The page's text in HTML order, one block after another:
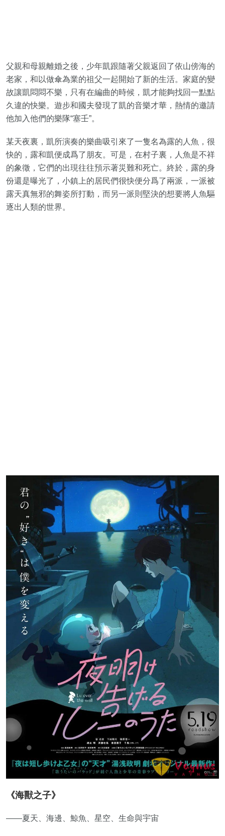
父親和母親離婚之後，少年凱跟隨著父親返回了依山傍海的
老家，和以做傘為業的祖父一起開始了新的生活。家庭的變
故讓凱悶悶不樂，只有在編曲的時候，凱才能夠找回一點點
久違的快樂。遊步和國夫發現了凱的音樂才華，熱情的邀請
他加入他們的樂隊“塞壬”。
某天夜裏，凱所演奏的樂曲吸引來了一隻名為露的人魚，很
快的，露和凱便成爲了朋友。可是，在村子裏，人魚是不祥
的象徵，它們的出現往往預示著災難和死亡。終於，露的身
份還是曝光了，小鎮上的居民們很快便分爲了兩派，一派被
露天真無邪的舞姿所打動，而另一派則堅決的想要將人魚驅
逐出人類的世界。
《海獸之子》
——夏天、海邊、鯨魚、星空、生命與宇宙